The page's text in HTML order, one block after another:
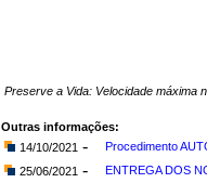
Preserve a Vida: Velocidade máxima
Outras informações:
14/10/2021 -
Procedimento
25/06/2021 -
ENTREGA DOS